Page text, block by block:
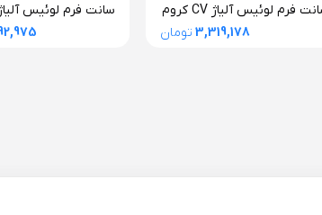
سانت فرم لوئیس آلیاژ CV کروم
وانادیوم آلپن اتریش3,319,178 تومان
وانادیوم آلپن اتریش